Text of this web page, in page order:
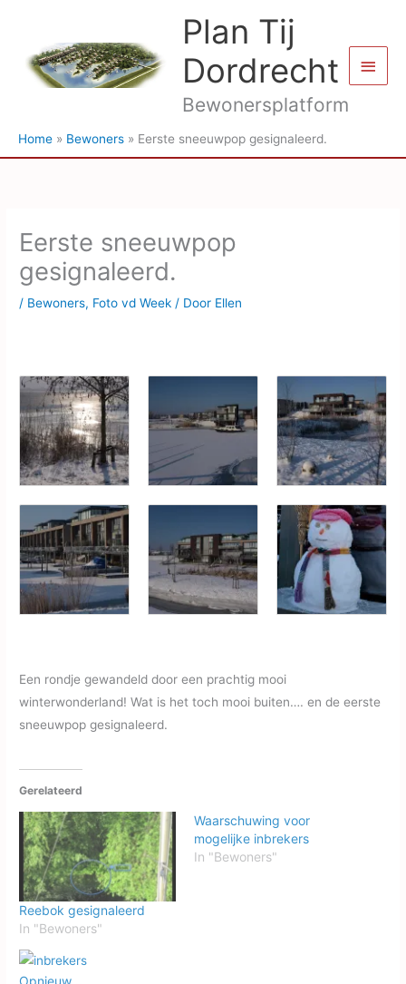
inhoud
Plan Tij
Dordrecht
Bewonersplatform
Home Bewoners Eerste sneeuwpop gesignaleerd.
Eerste sneeuwpop
gesignaleerd.
/ Bewoners, Foto vd Week / Door Ellen
Een rondje gewandeld door een prachtig mooi
winterwonderland! Wat is het toch mooi buiten…. en de eerste
sneeuwpop gesignaleerd.
Gerelateerd
Reebok gesignaleerd
In "Bewoners"
Waarschuwing voor
mogelijke inbrekers
In "Bewoners"